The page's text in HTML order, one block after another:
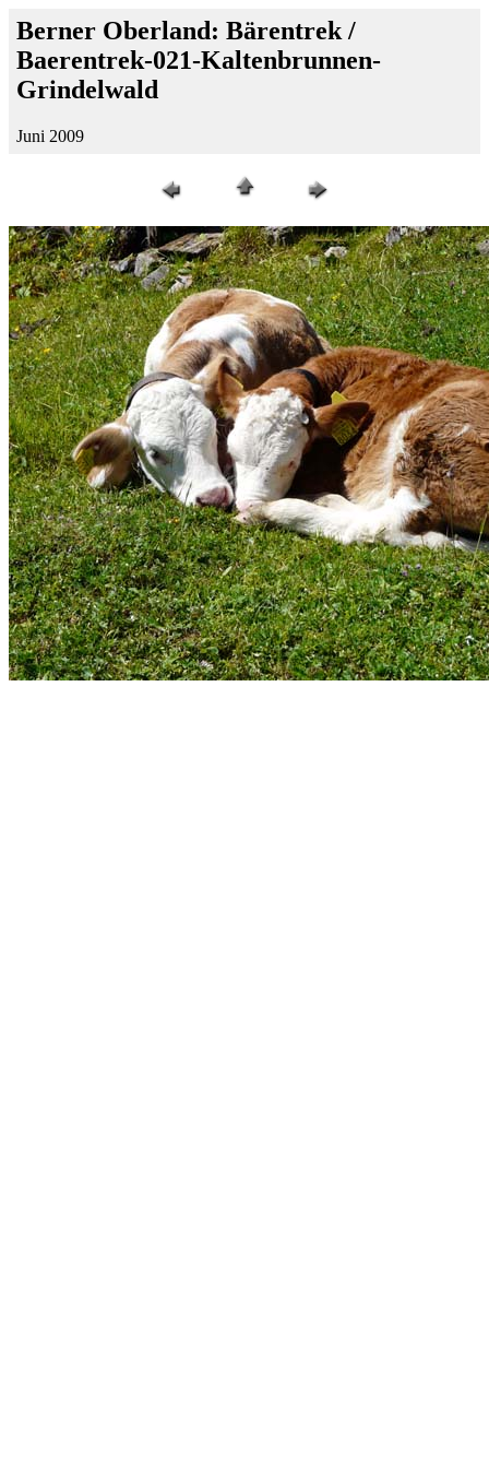
Berner Oberland: Bärentrek /
Baerentrek-021-Kaltenbrunnen-
Grindelwald
Juni 2009